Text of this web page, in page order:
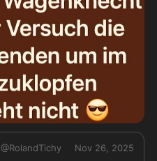
@RolandTichy Nov 26, 2025